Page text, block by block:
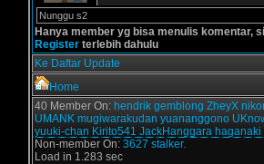
Nunggu s2
Hanya member yg bisa menulis komentar,
Register terlebih dahulu
Ke Daftar Update
Home
40 Member On: hendrik gemblong ZheyX
UMANK mugiwarakudan yuananggono
yuuki-chan Kirito541 JackHanggara haganaki
Non-member On: 3627 stalker.
Load in 1.283 sec